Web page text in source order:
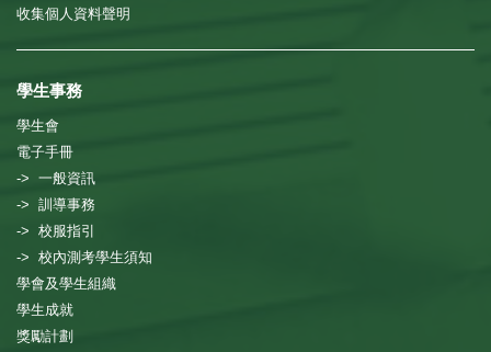
收集個人資料聲明
學生事務
學生會
電子手冊
-> 一般資訊
-> 訓導事務
-> 校服指引
-> 校內測考學生須知
學會及學生組織
學生成就
獎勵計劃